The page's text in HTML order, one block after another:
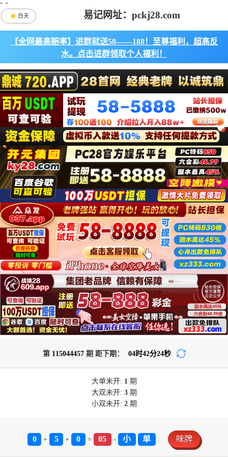
易记网址：pckj28.com
白天
第 115044457期 距下期： 04时42分24秒
大单未开: 1期
大双未开: 3期
小双未开: 2期
0 + 5 + 0 = 05 - 小 单 咪牌
" "